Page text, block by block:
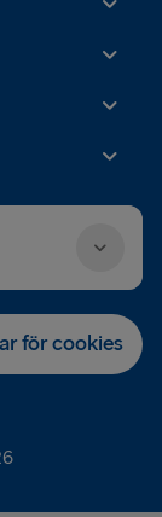
för cookies